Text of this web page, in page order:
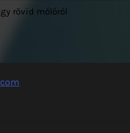
rövid mólóról